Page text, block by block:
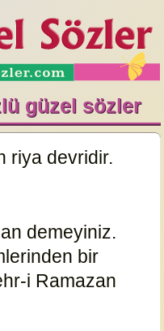
güzel sözler
riya devridir.
demeyiniz.
bir
i Ramazan